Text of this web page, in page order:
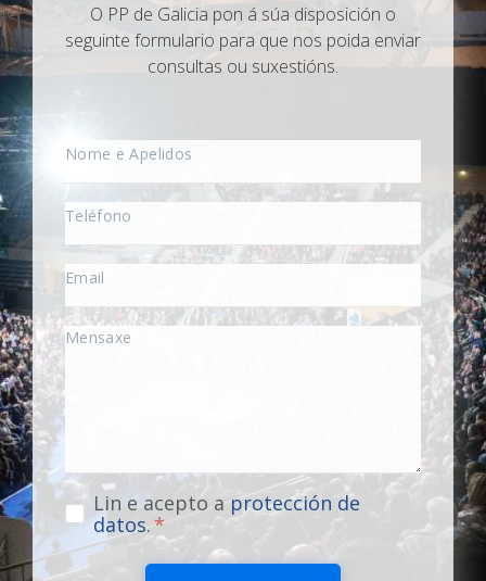
O PP de Galicia pon á súa disposición o
seguinte formulario para que nos poida enviar
consultas ou suxestións.
Lin e acepto a protección de
datos.